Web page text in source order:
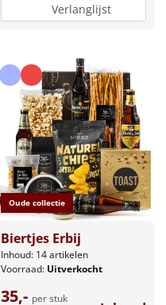
Verlanglijst
Oude collectie
Biertjes Erbij
Inhoud: 14 artikelen
Voorraad: Uitverkocht
35,- per stuk